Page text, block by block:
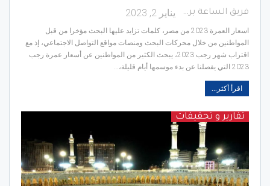
فريق الساعة برس يناير 2, 2023
اسعار العمرة 2023 من مصر، كلمات تزايد عليها البحث مؤخرا من قبل
المواطنين من خلال محركات البحث ومنصات مواقع التواصل الاجتماعي، إذ مع
اقتراب شهر رجب 2023، يبحث الكثير من المواطنين عن أسعار عمرة رجب
2023 التي يفصلنا عن بدء موسمها أيام قليلة،…
اقرأ أكثر...
تقارير و تحقيقات